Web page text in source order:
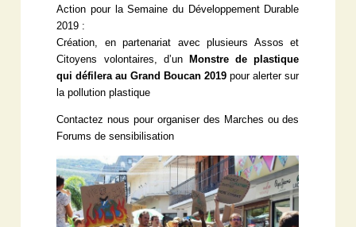
Action pour la Semaine du Développement Durable
2019 :
Création, en partenariat avec plusieurs Assos et
Citoyens volontaires, d’un
Monstre de plastique
qui défilera au Grand Boucan 2019 pour alerter sur
la pollution plastique
Contactez nous pour organiser des Marches ou des
Forums de sensibilisation